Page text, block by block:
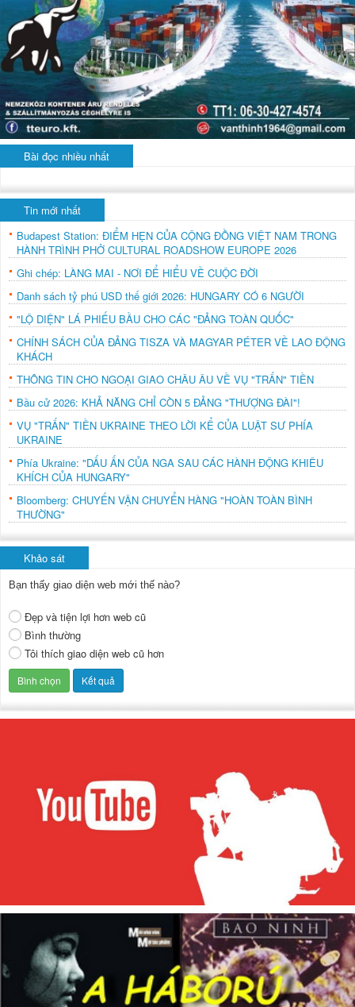
Bài đọc nhiều nhất
Tin mới nhất
Budapest Station: ĐIỂM HẸN CỦA CỘNG ĐỒNG VIỆT NAM TRONG
HÀNH TRÌNH PHỞ CULTURAL ROADSHOW EUROPE 2026
Ghi chép: LÀNG MAI - NƠI ĐỂ HIỂU VỀ CUỘC ĐỜI
Danh sách tỷ phú USD thế giới 2026: HUNGARY CÓ 6 NGƯỜI
"LỘ DIỆN" LÁ PHIẾU BẦU CHO CÁC "ĐẢNG TOÀN QUỐC"
CHÍNH SÁCH CỦA ĐẢNG TISZA VÀ MAGYAR PÉTER VỀ LAO ĐỘNG
KHÁCH
THÔNG TIN CHO NGOẠI GIAO CHÂU ÂU VỀ VỤ "TRẤN" TIỀN
Bầu cử 2026: KHẢ NĂNG CHỈ CÒN 5 ĐẢNG "THƯỢNG ĐÀI"!
VỤ "TRẤN" TIỀN UKRAINE THEO LỜI KỂ CỦA LUẬT SƯ PHÍA
UKRAINE
Phía Ukraine: "DẤU ẤN CỦA NGA SAU CÁC HÀNH ĐỘNG KHIÊU
KHÍCH CỦA HUNGARY"
Bloomberg: CHUYẾN VẬN CHUYỂN HÀNG "HOÀN TOÀN BÌNH
THƯỜNG"
Khảo sát
Bạn thấy giao diện web mới thế nào?
Đẹp và tiện lợi hơn web cũ
Bình thường
Tôi thích giao diện web cũ hơn